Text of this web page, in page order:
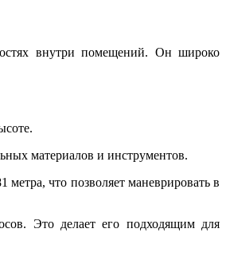
внутри помещений. Он широко
материалов и инструментов.
что позволяет маневрировать в
Это делает его подходящим для